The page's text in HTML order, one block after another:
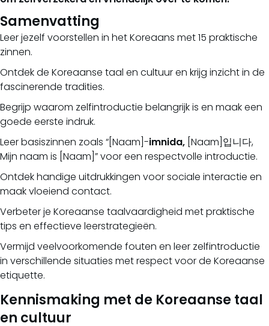
Samenvatting
Leer jezelf voorstellen in het Koreaans met 15 praktische
zinnen.
Ontdek de Koreaanse taal en cultuur en krijg inzicht in de
fascinerende tradities.
Begrijp waarom zelfintroductie belangrijk is en maak een
goede eerste indruk.
Leer basiszinnen zoals “[Naam]-imnida, [Naam]입니다,
Mijn naam is [Naam]” voor een respectvolle introductie.
Ontdek handige uitdrukkingen voor sociale interactie en
maak vloeiend contact.
Verbeter je Koreaanse taalvaardigheid met praktische
tips en effectieve leerstrategieën.
Vermijd veelvoorkomende fouten en leer zelfintroductie
in verschillende situaties met respect voor de Koreaanse
etiquette.
Kennismaking met de Koreaanse taal
en cultuur